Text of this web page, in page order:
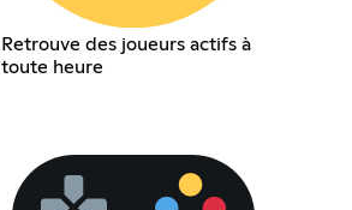
Retrouve des joueurs actifs à
toute heure